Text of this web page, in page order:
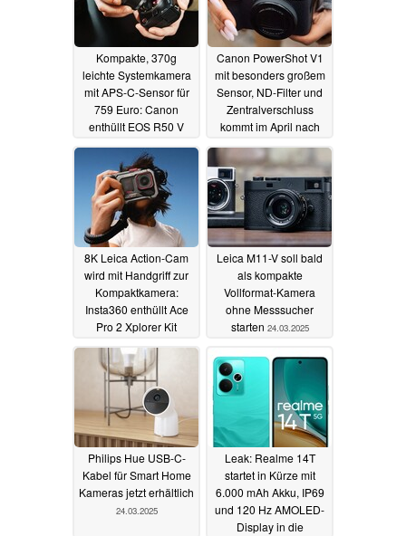
Kompakte, 370g
leichte Systemkamera
mit APS-C-Sensor für
759 Euro: Canon
enthüllt EOS R50 V
26.03.2025
Canon PowerShot V1
mit besonders großem
Sensor, ND-Filter und
Zentralverschluss
kommt im April nach
26.03.2025
8K Leica Action-Cam
wird mit Handgriff zur
Kompaktkamera:
Insta360 enthüllt Ace
Pro 2 Xplorer Kit
25.03.2025
Leica M11-V soll bald
als kompakte
Vollformat-Kamera
ohne Messsucher
starten 24.03.2025
Philips Hue USB-C-
Kabel für Smart Home
Kameras jetzt erhältlich
24.03.2025
Leak: Realme 14T
startet in Kürze mit
6.000 mAh Akku, IP69
und 120 Hz AMOLED-
Display in die